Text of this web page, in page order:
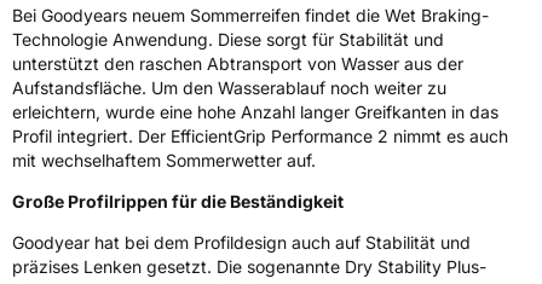
EisgripNein
EPREL ID609208
Allgemeine Produktsicherheit (GPSR)
Herstellerkontakt
Goodyear S.A. Innovation Center Avenue
Gordon Smith 7750 Colmar-Berg Luxemburg,
Bei Goodyears neuem Sommerreifen findet die Wet Braking-
Technologie Anwendung. Diese sorgt für Stabilität und
unterstützt den raschen Abtransport von Wasser aus der
Aufstandsfläche. Um den Wasserablauf noch weiter zu
erleichtern, wurde eine hohe Anzahl langer Greifkanten in das
Profil integriert. Der EfficientGrip Performance 2 nimmt es auch
mit wechselhaftem Sommerwetter auf.
Große Profilrippen für die Beständigkeit
Goodyear hat bei dem Profildesign auch auf Stabilität und
präzises Lenken gesetzt. Die sogenannte Dry Stability Plus-